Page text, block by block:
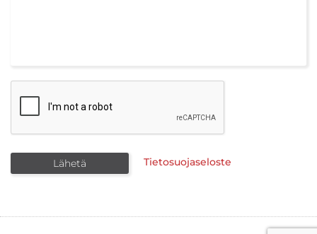
Tietosuojaseloste